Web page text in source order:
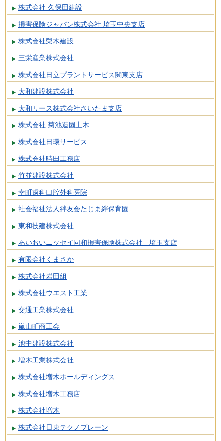
株式会社 久保田建設
損害保険ジャパン株式会社 埼玉中央支店
株式会社梨木建設
三栄産業株式会社
株式会社日立プラントサービス関東支店
大和建設株式会社
大和リース株式会社さいたま支店
株式会社 菊池造園土木
株式会社日環サービス
株式会社時田工務店
竹並建設株式会社
幸町歯科口腔外科医院
社会福祉法人絆友会たじま絆保育園
東和技建株式会社
あいおいニッセイ同和損害保険株式会社 埼玉支店
有限会社くまさか
株式会社岩田組
株式会社ウエスト工業
交通工業株式会社
嵐山町商工会
池中建設株式会社
増木工業株式会社
株式会社増木ホールディングス
株式会社増木工務店
株式会社増木
株式会社日東テクノブレーン